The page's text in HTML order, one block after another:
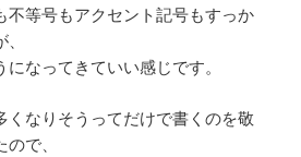
不等号もアクセント記号もすっか
なってきていい感じです。
くなりそうってだけで書くのを敬
で、